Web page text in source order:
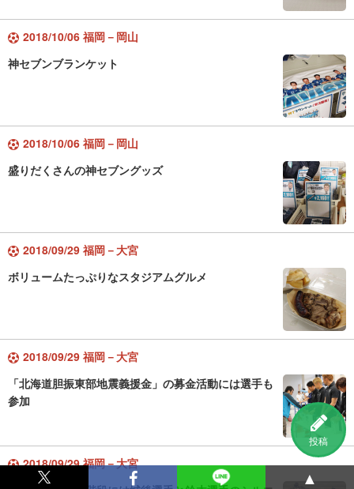
投稿
2018/10/06 福岡－岡山
神セブンブランケット
2018/10/06 福岡－岡山
盛りだくさんの神セブングッズ
2018/09/29 福岡－大宮
ボリュームたっぷりなスタジアムグルメ
2018/09/29 福岡－大宮
「北海道胆振東部地震義援金」の募金活動には選手も
参加
2018/09/29 福岡－大宮
▲